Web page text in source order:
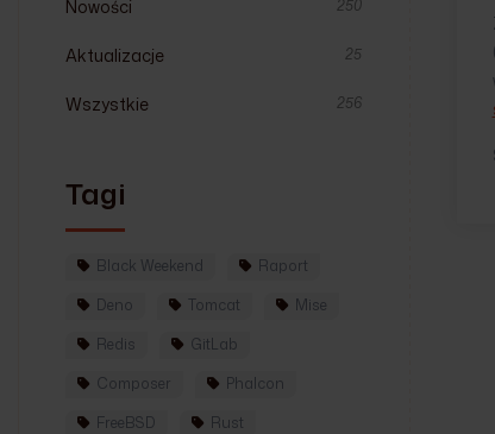
Nowości 250
Aktualizacje 25
Wszystkie 256
Tagi
Black Weekend
Raport
Deno
Tomcat
Mise
Redis
GitLab
Composer
Phalcon
FreeBSD
Rust